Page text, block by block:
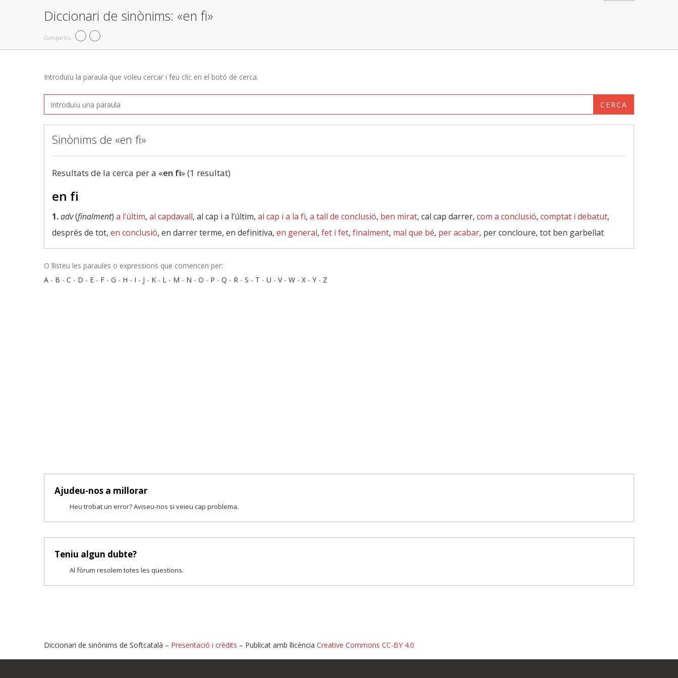
Diccionari de sinònims: «en fi»
Compartiu
Introduïu la paraula que voleu cercar i feu clic en el botó de cerca.
CERCA
Sinònims de «en fi»
Resultats de la cerca per a «en fi» (1 resultat)
en fi
1.adv(finalment) a l’últim, al capdavall, al cap i a l’últim, al cap i a la fi, a tall de conclusió, ben mirat, cal cap darrer, com a conclusió, comptat i debatut,
després de tot, en conclusió, en darrer terme, en definitiva, en general, fet i fet, finalment, mal que bé, per acabar, per concloure, tot ben garbellat
O llisteu les paraules o expressions que comencen per:
A - B - C - D - E - F - G - H - I - J - K - L - M - N - O - P - Q - R - S - T - U - V- W - X - Y - Z
Ajudeu-nos a millorar
Heu trobat un error? Aviseu-nos si veieu cap problema.
Teniu algun dubte?
Al fòrum resolem totes les qüestions.
Diccionari de sinònims de Softcatalà – Presentació i crèdits – Publicat amb llicència Creative Commons CC-BY 4.0